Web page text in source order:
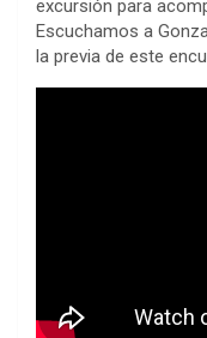
excursión para
Escuchamos a
la previa de este